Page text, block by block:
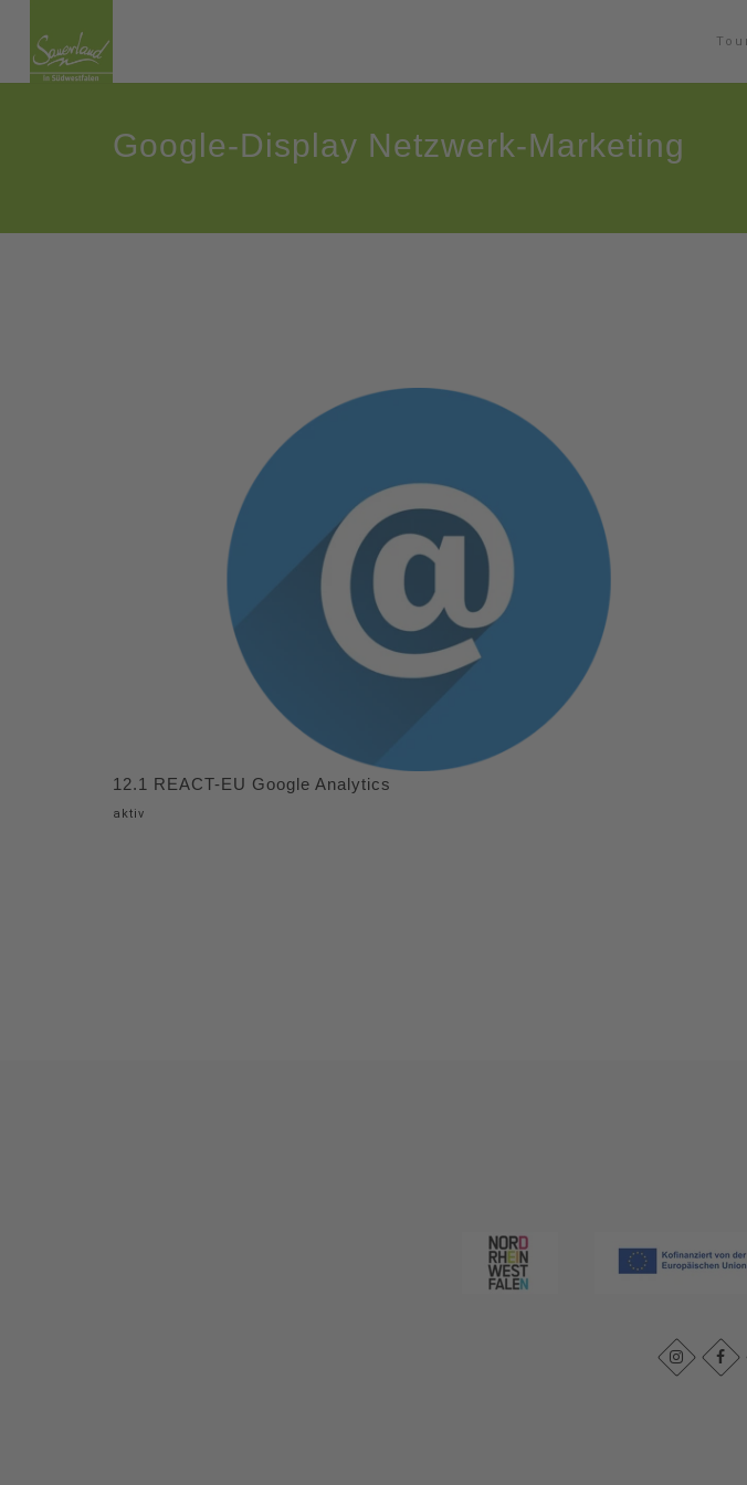
Google-Display Netzwerk-Marketing
12.1 REACT-EU Google Analytics
aktiv